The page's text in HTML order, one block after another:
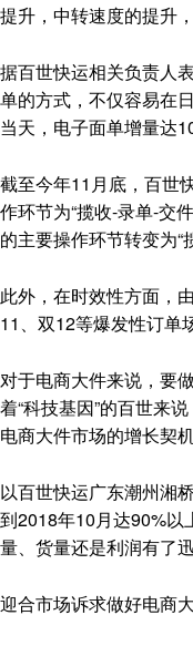
提升，中转速度的提升
据百世快运相关负责人
单的方式，不仅容易在
当天，电子面单增量达
截至今年11月底，百世
作环节为“揽收-录单-交
的主要操作环节转变为“
此外，在时效性方面，
11、双12等爆发性订单
对于电商大件来说，要
着“科技基因”的百世来
电商大件市场的增长契机
以百世快运广东潮州湘
到2018年10月达90%以
量、货量还是利润有了迅
迎合市场诉求做好电商